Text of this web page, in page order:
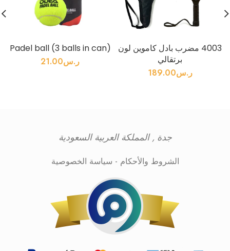
4003 مضرب بادل كاموين لون
برتقالي
ر.س189.00
Padel ball (3 balls in can)
ر.س21.00
جدة , المملكة العربية السعودية
الشروط والأحكام - سياسة الخصوصية